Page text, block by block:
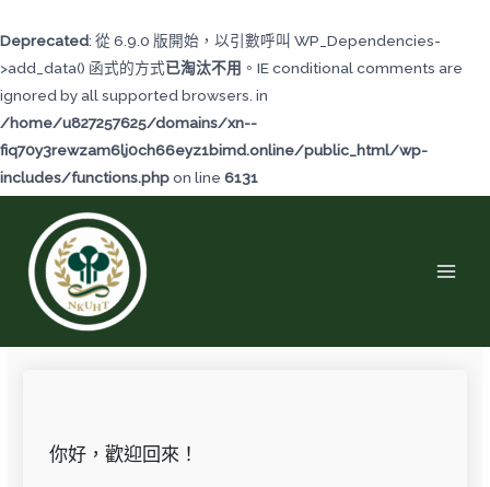
Deprecated: 從 6.9.0 版開始，以引數呼叫 WP_Dependencies-
>add_data() 函式的方式已淘汰不用 。IE conditional comments are
ignored by all supported browsers. in
/home/u827257625/domains/xn--
fiq70y3rewzam6lj0ch66eyz1bimd.online/public_html/wp-
includes/functions.phpon line 6131
至
主
要
內
容
你好，歡迎回來！